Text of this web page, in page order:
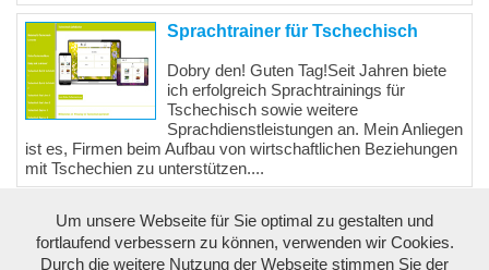
Sprachtrainer für Tschechisch
Dobry den! Guten Tag!Seit Jahren biete
ich erfolgreich Sprachtrainings für
Tschechisch sowie weitere
Sprachdienstleistungen an. Mein Anliegen
ist es, Firmen beim Aufbau von wirtschaftlichen Beziehungen
mit Tschechien zu unterstützen....
Powered bywww.link4web.de- © 2024 - 2025 -Kontakt- RSS
Newsletter-Datenschutz -Nutzungsbedingungen -Impressum
Um unsere Webseite für Sie optimal zu gestalten und
fortlaufend verbessern zu können, verwenden wir Cookies.
Durch die weitere Nutzung der Webseite stimmen Sie der